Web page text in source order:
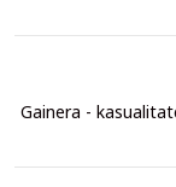
Gainera -